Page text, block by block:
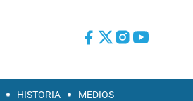
HISTORIA MEDIOS